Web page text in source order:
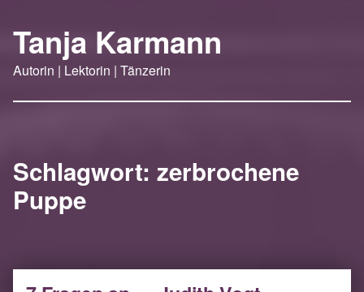
Tanja Karmann
Autorin | Lektorin | Tänzerin
Schlagwort: zerbrochene
Puppe